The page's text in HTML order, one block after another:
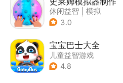
休闲益智
模拟
| 史莱姆
3.0
宝宝巴士大全
儿童益智游戏
| 启蒙早教
4.8